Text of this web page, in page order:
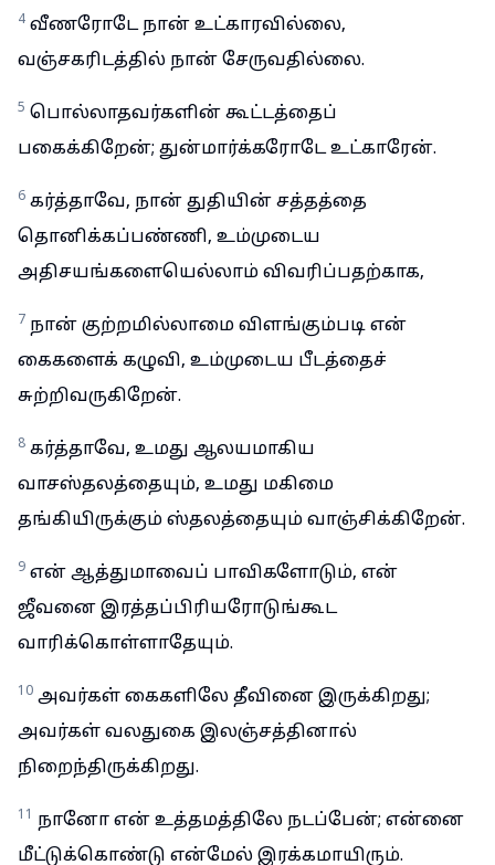
4 வீணரோடே நான் உட்காரவில்லை,
வஞ்சகரிடத்தில் நான் சேருவதில்லை.
5 பொல்லாதவர்களின் கூட்டத்தைப்
பகைக்கிறேன்; துன்மார்க்கரோடே உட்காரேன்.
6 கர்த்தாவே, நான் துதியின் சத்தத்தை
தொனிக்கப்பண்ணி, உம்முடைய
அதிசயங்களையெல்லாம் விவரிப்பதற்காக,
7 நான் குற்றமில்லாமை விளங்கும்படி என்
கைகளைக் கழுவி, உம்முடைய பீடத்தைச்
சுற்றிவருகிறேன்.
8 கர்த்தாவே, உமது ஆலயமாகிய
வாசஸ்தலத்தையும், உமது மகிமை
தங்கியிருக்கும் ஸ்தலத்தையும் வாஞ்சிக்கிறேன்.
9 என் ஆத்துமாவைப் பாவிகளோடும், என்
ஜீவனை இரத்தப்பிரியரோடுங்கூட
வாரிக்கொள்ளாதேயும்.
10 அவர்கள் கைகளிலே தீவினை இருக்கிறது;
அவர்கள் வலதுகை இலஞ்சத்தினால்
நிறைந்திருக்கிறது.
11 நானோ என் உத்தமத்திலே நடப்பேன்; என்னை
மீட்டுக்கொண்டு என்மேல் இரக்கமாயிரும்.